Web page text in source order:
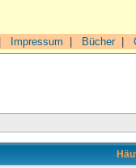
Impressum Bücher|